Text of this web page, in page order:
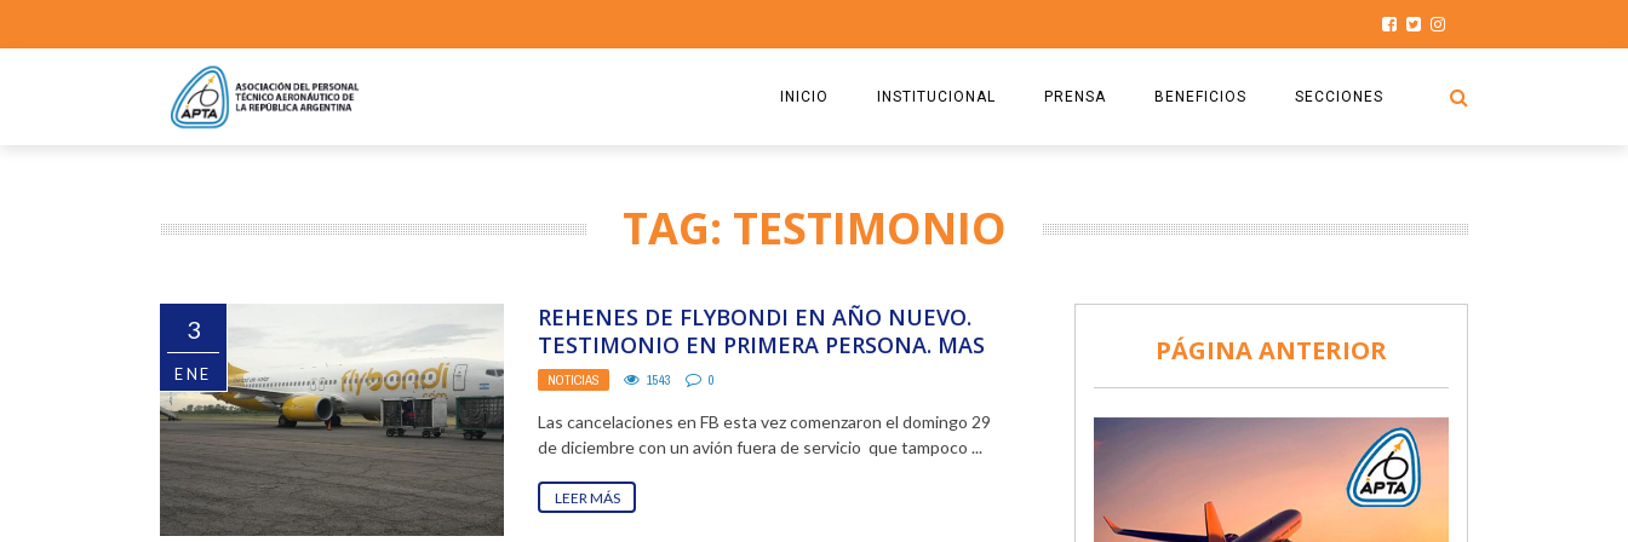
INICIO INSTITUCIONAL
ESTATUTO
RICARDO CIRIELLI
PRENSA
2025
BENEFICIOS
COMISIÓN
DOCUMENTOS
SEGURO DE SEPELIOS
SECCIONES
HISTORIAS DE LUCHA
TURISMO Y RECREACIÓN
TAG: TESTIMONIO
3
ENE
REHENES DE FLYBONDI EN AÑO NUEVO.
TESTIMONIO EN PRIMERA PERSONA. MAS
DE 900 PASAJEROS AFECTADOS
NOTICIAS 1543 0
Las cancelaciones en FB esta vez comenzaron el domingo 29
de diciembre con un avión fuera de servicio que tampoco ...
LEER MÁS
PÁGINA ANTERIOR